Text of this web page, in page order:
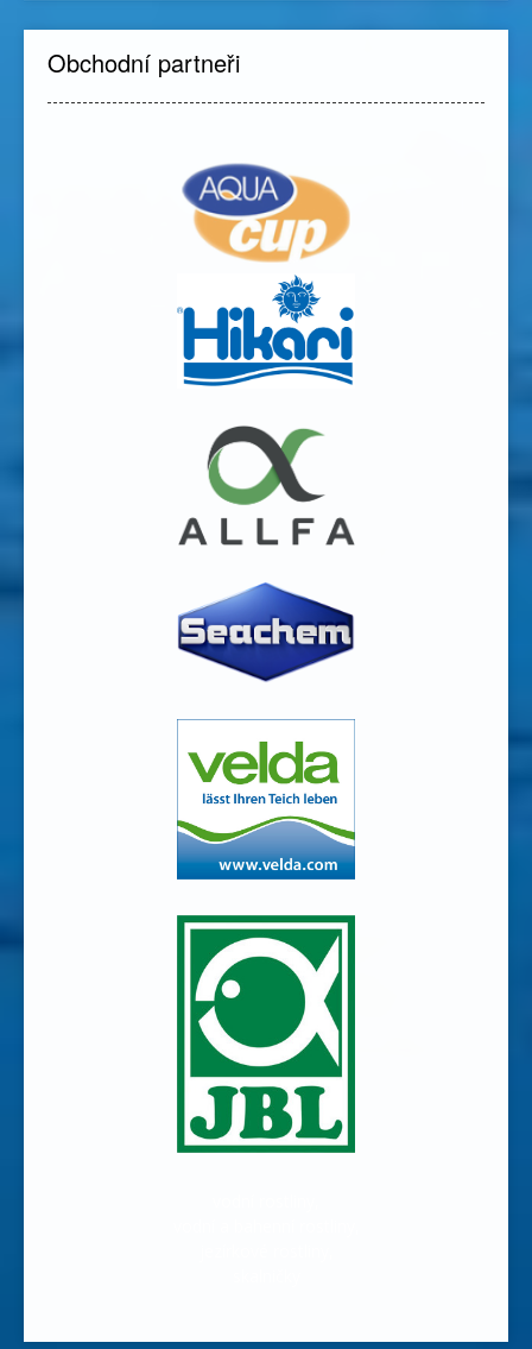
Obchodní partneři